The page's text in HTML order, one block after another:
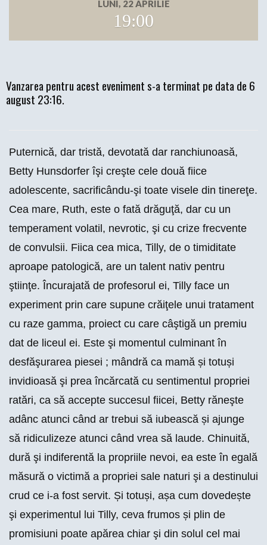
LUNI, 22 APRILIE
19:00
Vanzarea pentru acest eveniment s-a terminat pe data de 6
august 23:16.
Puternică, dar tristă, devotată dar ranchiunoasă,
Betty Hunsdorfer îşi creşte cele două fiice
adolescente, sacrificându-şi toate visele din tinereţe.
Cea mare, Ruth, este o fată drăguţă, dar cu un
temperament volatil, nevrotic, şi cu crize frecvente
de convulsii. Fiica cea mica, Tilly, de o timiditate
aproape patologică, are un talent nativ pentru
ştiinţe. Încurajată de profesorul ei, Tilly face un
experiment prin care supune crăiţele unui tratament
cu raze gamma, proiect cu care câştigă un premiu
dat de liceul ei. Este şi momentul culminant în
desfăşurarea piesei ; mândră ca mamă și totuși
invidioasă şi prea încărcată cu sentimentul propriei
ratări, ca să accepte succesul fiicei, Betty răneşte
adânc atunci când ar trebui să iubească și ajunge
să ridiculizeze atunci când vrea să laude. Chinuită,
dură şi indiferentă la propriile nevoi, ea este în egală
măsură o victimă a propriei sale naturi şi a destinului
crud ce i-a fost servit. Și totuși, așa cum dovedește
şi experimentul lui Tilly, ceva frumos și plin de
promisiuni poate apărea chiar şi din solul cel mai